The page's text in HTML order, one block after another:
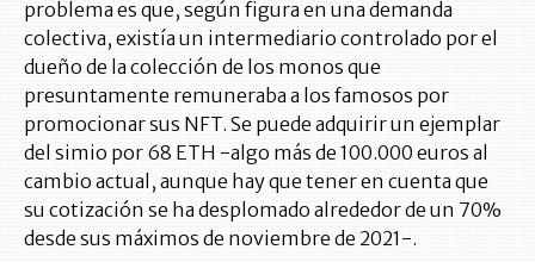
problema es que, según figura en una demanda
colectiva, existía un intermediario controlado por el
dueño de la colección de los monos que
presuntamente remuneraba a los famosos por
promocionar sus NFT. Se puede adquirir un ejemplar
del simio por 68 ETH -algo más de 100.000 euros al
cambio actual, aunque hay que tener en cuenta que
su cotización se ha desplomado alrededor de un 70%
desde sus máximos de noviembre de 2021-.